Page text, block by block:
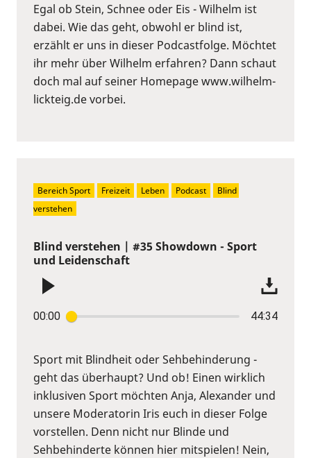
Egal ob Stein, Schnee oder Eis - Wilhelm ist
dabei. Wie das geht, obwohl er blind ist,
erzählt er uns in dieser Podcastfolge. Möchtet
ihr mehr über Wilhelm erfahren? Dann schaut
doch mal auf seiner Homepage www.wilhelm-
lickteig.de vorbei.
Blind verstehen | #35 Showdown - Sport
und Leidenschaft
00:00 44:34
Sport mit Blindheit oder Sehbehinderung -
geht das überhaupt? Und ob! Einen wirklich
inklusiven Sport möchten Anja, Alexander und
unsere Moderatorin Iris euch in dieser Folge
vorstellen. Denn nicht nur Blinde und
Sehbehinderte können hier mitspielen! Nein,
Bereich Sport Freizeit Leben Podcast
Blind
verstehen